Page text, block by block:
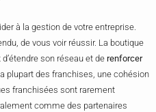
à la gestion de votre entreprise.
de vous voir réussir. La boutique
son réseau et de renforcer
plupart des franchises, une cohésion
franchisées sont rarement
comme des partenaires